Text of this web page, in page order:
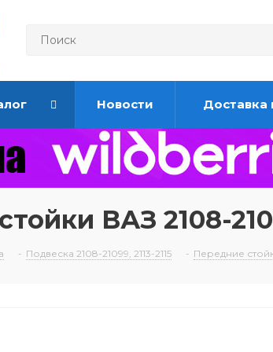
Новости Доставка
ВАЗ 2108-
- Подвеска 2108-21099, 2113-2115 - Передние